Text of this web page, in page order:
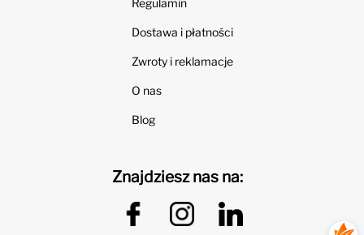
Regulamin
Dostawa i płatności
Zwroty i reklamacje
O nas
Blog
Znajdziesz nas na: